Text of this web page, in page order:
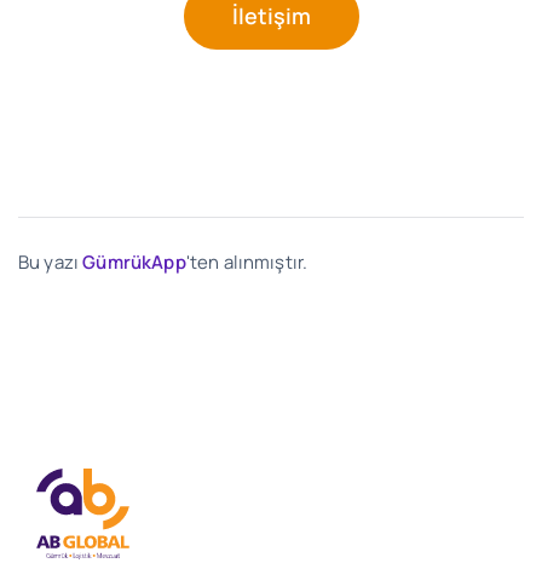
İletişim
Bu yazıGümrükApp'ten alınmıştır.